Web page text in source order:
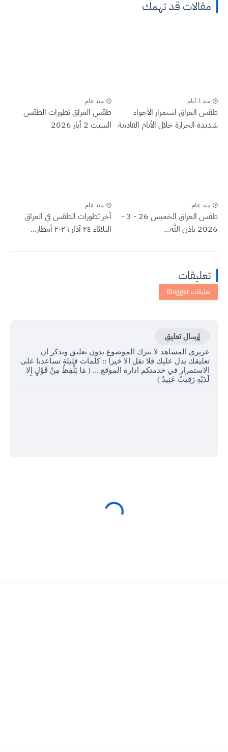
مقالات قد تهمك
منذ 3 أيام
طقس العراق ‏استمرار الأجواء
شديدة الحرارة خلال الأيام القادمة
منذ عام
طقس العراق تطورات الطقس
السبت 2 أيار 2026
منذ عام
طقس العراق الخميس 26 - 3 -
2026 باذن الله...
منذ عام
آخر تطورات الطقس في العراق
الثلاثاء ٢٤ آذار ٢٠٢٦ أمطار...
تعليقات
إرسال تعليق
عزيزي المشاهد لا تترك الموضوع بدون تعليق وتذكر ان
تعليقك يدل عليك فلا تقل الا خيرا :: كلمات قليلة تساعدنا على
الاستمرار في خدمتكم ادارة الموقع ... ( مَا يَلْفِظُ مِنْ قَوْلٍ إِلا
لَدَيْهِ رَقِيبٌ عَتِيدٌ )